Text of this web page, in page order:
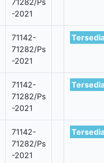
71282/Ps
-2021
71142-
71282/Ps
-2021
71142-
71282/Ps
-2021
71142-
71282/Ps
-2021